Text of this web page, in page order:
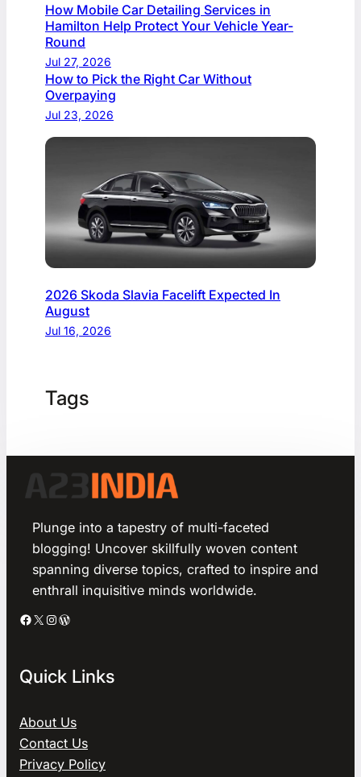
How Mobile Car Detailing Services in
Hamilton Help Protect Your Vehicle Year-
Round
Jul 27, 2026
How to Pick the Right Car Without
Overpaying
Jul 23, 2026
2026 Skoda Slavia Facelift Expected In
August
Jul 16, 2026
Tags
Plunge into a tapestry of multi-faceted
blogging! Uncover skillfully woven content
spanning diverse topics, crafted to inspire and
enthrall inquisitive minds worldwide.
Facebook X Instagram WordPress
Quick Links
About Us
Contact Us
Privacy Policy